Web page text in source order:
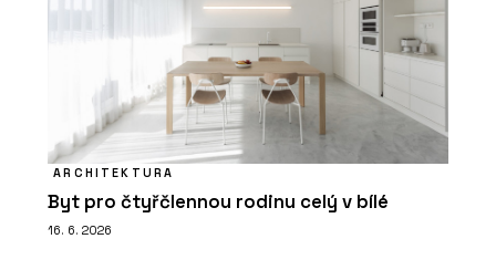
ARCHITEKTURA
Byt pro čtyřčlennou rodinu celý v bílé
16. 6. 2026